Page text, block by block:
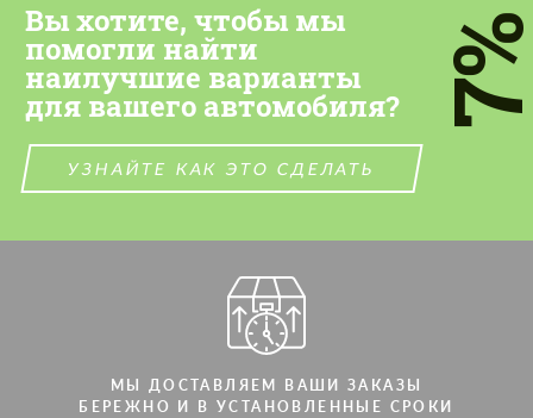
Вы хотите, чтобы мы
помогли найти
наилучшие варианты
для вашего автомобиля?
УЗНАЙТЕ КАК ЭТО СДЕЛАТЬ
МЫ ДОСТАВЛЯЕМ ВАШИ ЗАКАЗЫ
БЕРЕЖНО И В УСТАНОВЛЕННЫЕ СРОКИ